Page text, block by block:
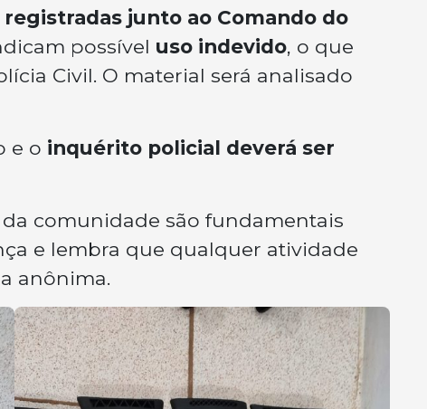
registradas junto ao Comando do
possível uso indevido, o que
Civil. O material será analisado
e o inquérito policial deverá ser
comunidade são fundamentais
e lembra que qualquer atividade
anônima.